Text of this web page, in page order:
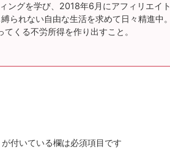
ングを学び、2018年6月にアフィリエイト
られない自由な生活を求めて日々精進中。
くる不労所得を作り出すこと。
が付いている欄は必須項目です